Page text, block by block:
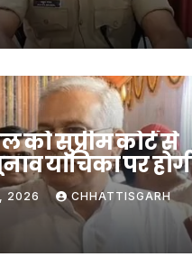
सुप्रीम कोर्ट से
याचिका पर
2026 CHHATTISGARH